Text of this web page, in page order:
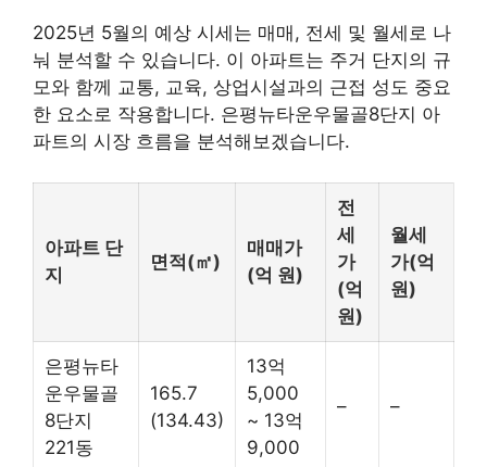
2025년 5월의 예상 시세는 매매, 전세 및 월세로 나
눠 분석할 수 있습니다. 이 아파트는 주거 단지의 규
모와 함께 교통, 교육, 상업시설과의 근접 성도 중요
한 요소로 작용합니다. 은평뉴타운우물골8단지 아
파트의 시장 흐름을 분석해보겠습니다.
아파트 단
지
면적(㎡)
매매가
(억 원)
전
세
가
(억
원)
월세
가(억
원)
은평뉴타
운우물골
8단지
221동
165.7
(134.43)
13억
5,000
~ 13억
9,000
– –